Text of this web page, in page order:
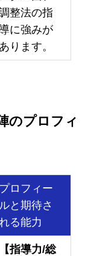
整法の指
に強みが
あります。
のプロフィ
プロフィー
ルと期待さ
れる能力
【指導力/総